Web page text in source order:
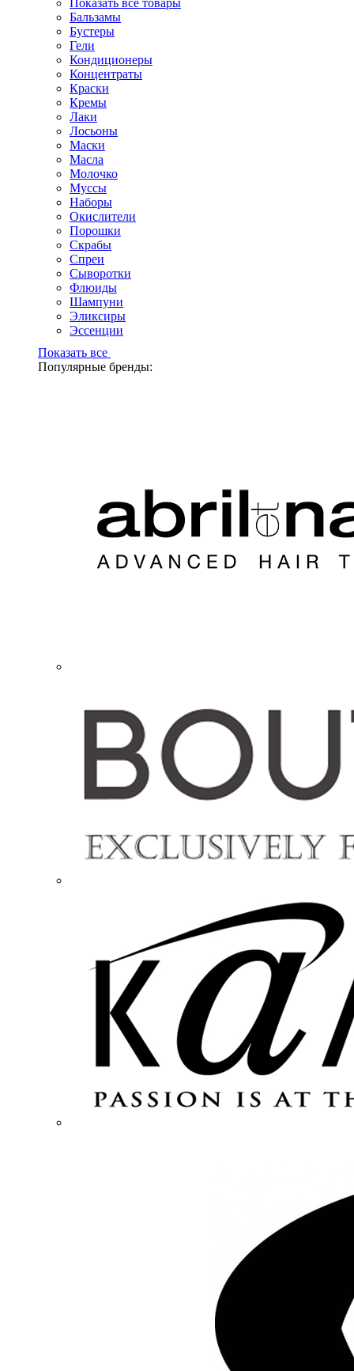
Показать все товары
Бальзамы
Бустеры
Гели
Кондиционеры
Концентраты
Краски
Кремы
Лаки
Лосьоны
Маски
Масла
Молочко
Муссы
Наборы
Окислители
Порошки
Скрабы
Спреи
Сыворотки
Флюиды
Шампуни
Эликсиры
Эссенции
Показать все
Популярные бренды: